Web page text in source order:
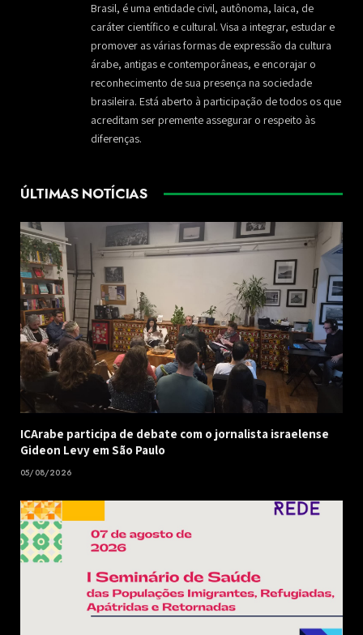
Brasil, é uma entidade civil, autônoma, laica, de
caráter científico e cultural. Visa a integrar, estudar e
promover as várias formas de expressão da cultura
árabe, antigas e contemporâneas, e encorajar o
reconhecimento de sua presença na sociedade
brasileira. Está aberto à participação de todos os que
acreditam ser premente assegurar o respeito às
diferenças.
ÚLTIMAS NOTÍCIAS
ICArabe participa de debate com o jornalista israelense
Gideon Levy em São Paulo
05/08/2026